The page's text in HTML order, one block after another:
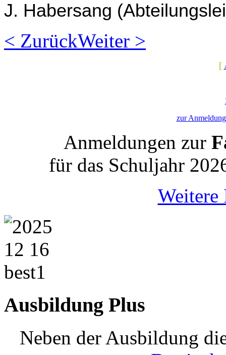
J. Habersang
< ZurückWeiter >
[
zur
Anmeldungen zur
für das Schuljahr
Weitere
Ausbildung Plus
Neben der Ausbildung